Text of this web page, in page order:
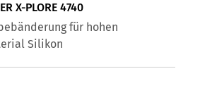
X-PLORE 4740
für hohen
Silikon